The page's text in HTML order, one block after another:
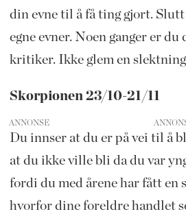
din evne til å få ting gjort. Slutt
egne evner. Noen ganger er du
kritiker. Ikke glem en
Skorpionen 23/10-21/11
ANNONSE
Du innser at du er på vei til å
at du ikke ville bli da du var
fordi du med årene har fått en
hvorfor dine foreldre handlet